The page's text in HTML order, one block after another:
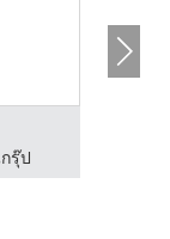
รุ๊ป